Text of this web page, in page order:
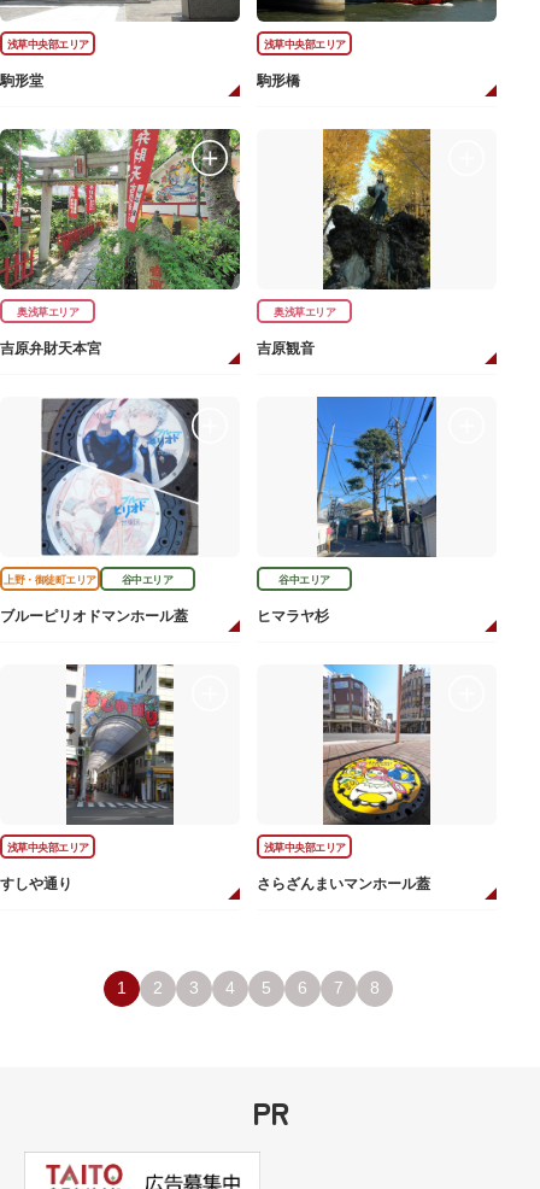
浅草中央部エリア
駒形堂
浅草中央部エリア
駒形橋
奥浅草エリア
吉原弁財天本宮
奥浅草エリア
吉原観音
上野・御徒町エリア 谷中エリア
ブルーピリオドマンホール蓋
谷中エリア
ヒマラヤ杉
浅草中央部エリア
すしや通り
浅草中央部エリア
さらざんまいマンホール蓋
1 2 3 4 5 6 7 8
PR